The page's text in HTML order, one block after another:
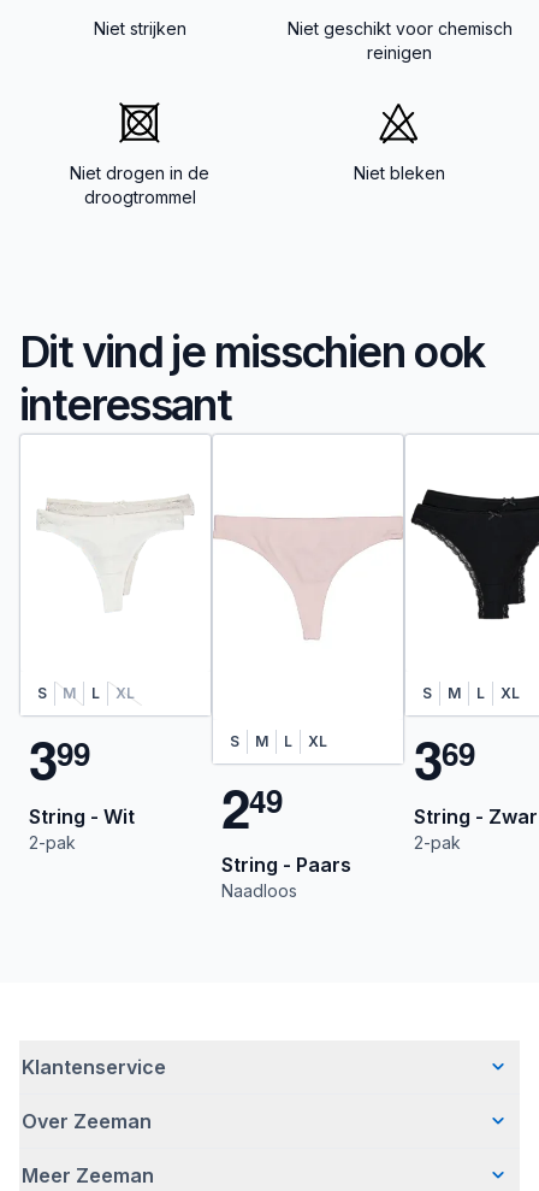
Niet strijken
Niet geschikt voor chemisch
reinigen
Niet drogen in de
droogtrommel
Niet bleken
Dit vind je misschien ook
interessant
S M L XL
399
String - Wit
2-pak
S M L XL
249
String - Paars
Naadloos
S M L XL
369
String -
2-pak
Klantenservice
Veelgestelde vragen
Bezorgen
Over Zeeman
Wie wij zijn
Meer Zeeman